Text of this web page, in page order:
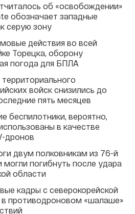
об «освобождении»
обозначает западные
серую зону
действия во всей
Торецка, оборону
погода для БПЛА
войск снизились до
пять месяцев
беспилотники, вероятно,
в качестве
дронов
двум полковникам из 76-й
погибнуть после удара
области
кадры с северокорейской
противодроновом «шалаше»